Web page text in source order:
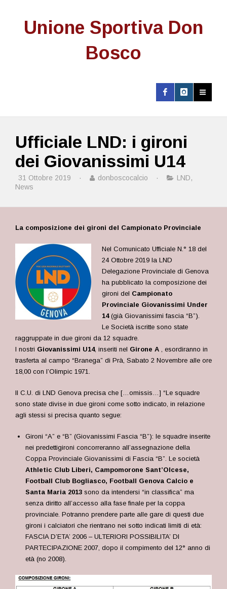
Unione Sportiva Don
Bosco
Ufficiale LND: i gironi
dei Giovanissimi U14
31 Ottobre 2019 · donboscocalcio · LND,
News
La composizione dei gironi del Campionato Provinciale
Nel Comunicato Ufficiale N.° 18 del
24 Ottobre 2019 la LND
Delegazione Provinciale di Genova
ha pubblicato la composizione dei
gironi del Campionato
Provinciale Giovanissimi Under
14(già Giovanissimi fascia “B”).
Le Società iscritte sono state
raggruppate in due gironi da 12 squadre.
I nostri Giovanissimi U14, inseriti nel Girone A , esordiranno in
trasferta al campo “Branega” di Prà, Sabato 2 Novembre alle ore
18,00 con l’Olimpic 1971.
Il C.U. di LND Genova precisa che […omissis…] “Le squadre
sono state divise in due gironi come sotto indicato, in relazione
agli stessi si precisa quanto segue:
Gironi “A” e “B” (Giovanissimi Fascia “B”): le squadre inserite
nei predettigironi concorreranno all’assegnazione della
Coppa Provinciale Giovanissimi di Fascia “B”. Le società
Athletic Club Liberi, Campomorone Sant’Olcese,
Football Club Bogliasco, Football Genova Calcio e
Santa Maria 2013 sono da intendersi “in classifica” ma
senza diritto all’accesso alla fase finale per la coppa
provinciale. Potranno prendere parte alle gare di questi due
gironi i calciatori che rientrano nei sotto indicati limiti di età:
FASCIA D’ETA’ 2006 – ULTERIORI POSSIBILITA’ DI
PARTECIPAZIONE 2007, dopo il compimento del 12° anno di
età (no 2008).